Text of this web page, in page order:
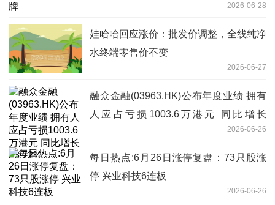
2026-06-28
娃哈哈回应涨价：批发价调整，全线纯净
水终端零售价不变
2026-06-27
融众金融(03963.HK)公布年度业绩 拥有
人应占亏损1003.6万港元 同比增长
2026-06-26
每日热点:6月26日涨停复盘：73只股涨
停 兴业科技6连板
2026-06-26